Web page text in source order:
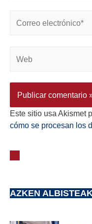
Este sitio usa Akismet
cómo se procesan los
AZKEN ALBISTEAK